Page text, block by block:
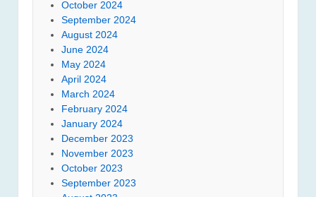
October 2024
September 2024
August 2024
June 2024
May 2024
April 2024
March 2024
February 2024
January 2024
December 2023
November 2023
October 2023
September 2023